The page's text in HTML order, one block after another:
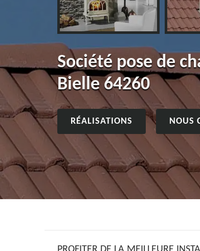
Société pose de
Bielle 64260
RÉALISATIONS NOUS